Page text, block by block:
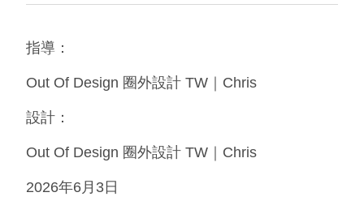
指導：
Out Of Design 圈外設計 TW｜Chris
設計：
Out Of Design 圈外設計 TW｜Chris
2026年6月3日